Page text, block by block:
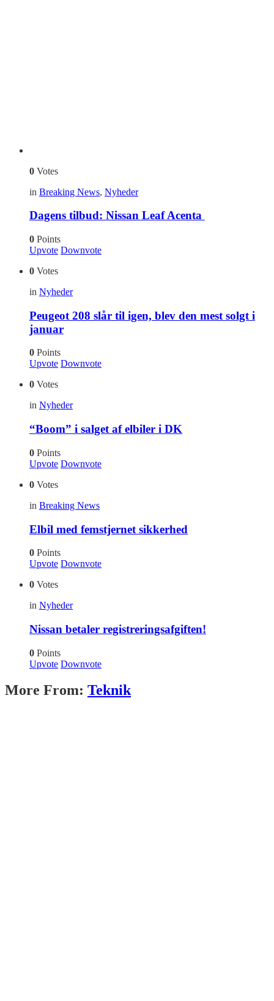
0 Votes
in Breaking News, Nyheder
Dagens tilbud: Nissan Leaf Acenta
0 Points
Upvote Downvote
0 Votes
in Nyheder
Peugeot 208 slår til igen, blev den mest solgt i
januar
0 Points
Upvote Downvote
0 Votes
in Nyheder
“Boom” i salget af elbiler i DK
0 Points
Upvote Downvote
0 Votes
in Breaking News
Elbil med femstjernet sikkerhed
0 Points
Upvote Downvote
0 Votes
in Nyheder
Nissan betaler registreringsafgiften!
0 Points
Upvote Downvote
More From: Teknik